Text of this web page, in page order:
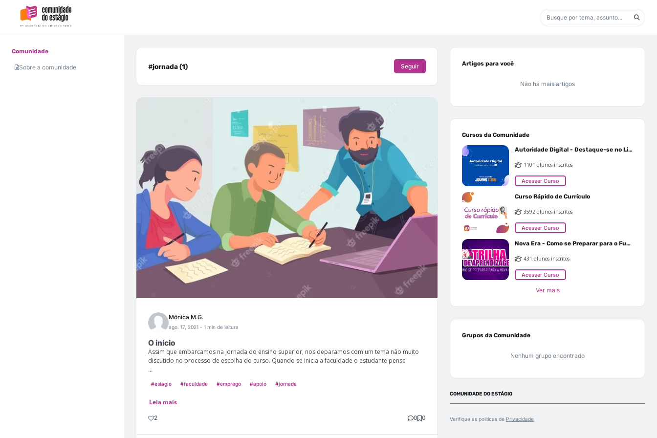
Comunidade
Sobre a comunidade #jornada (1) Seguir
Mônica M.G.
ago. 17, 2021 - 1 min de leitura
O início
Assim que embarcamos na jornada do ensino superior, nos deparamos com um tema não muito
discutido no processo de escolha do curso. Quando se inicia a faculdade o estudante pensa
...
#estagio #faculdade #emprego #apoio #jornada
Leia mais
2 0 0
Artigos para você
Não há mais artigos
Cursos da Comunidade
Autoridade Digital - Destaque-se no Linkedin
1101 alunos inscritos
Acessar Curso
Curso Rápido de Currículo
3592 alunos inscritos
Acessar Curso
Nova Era - Como se Preparar para o Futuro
431 alunos inscritos
Acessar Curso
Ver mais
Grupos da Comunidade
Nenhum grupo encontrado
COMUNIDADE DO ESTÁGIO
Verifique as políticas de Privacidade